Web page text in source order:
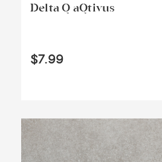
Delta Q aQtivus
$7.99